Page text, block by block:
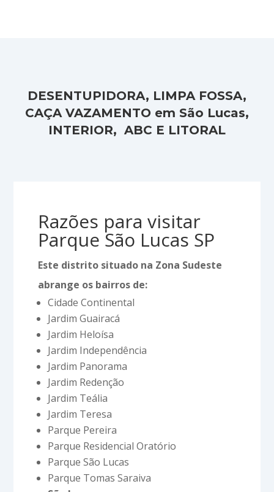
DESENTUPIDORA, LIMPA FOSSA,
CAÇA VAZAMENTO em São Lucas,
INTERIOR, ABC E LITORAL
Razões para visitar
Parque São Lucas SP
Este distrito situado na Zona Sudeste
abrange os bairros de:
Cidade Continental
Jardim Guairacá
Jardim Heloísa
Jardim Independência
Jardim Panorama
Jardim Redenção
Jardim Teália
Jardim Teresa
Parque Pereira
Parque Residencial Oratório
Parque São Lucas
Parque Tomas Saraiva